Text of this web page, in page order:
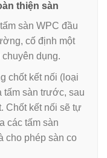
thiện sàn
sàn WPC đầu
cố định một
dụng.
chốt kết nối (loại
tấm sàn trước, sau
Chốt kết nối sẽ tự
các tấm sàn
cho phép sàn co